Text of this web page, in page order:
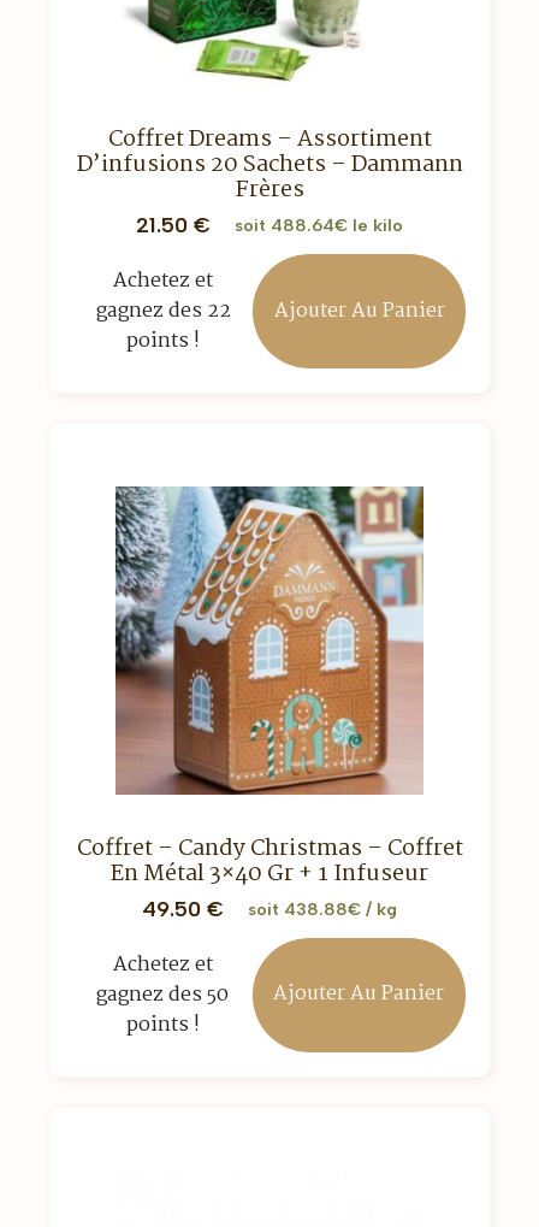
Coffret Dreams – Assortiment
D’infusions 20 Sachets – Dammann
Frères
21.50 € soit 488.64€ le kilo
Achetez et
gagnez des 22
points !
Ajouter Au Panier
Coffret – Candy Christmas – Coffret
En Métal 3×40 Gr + 1 Infuseur
49.50 € soit 438.88€ / kg
Achetez et
gagnez des 50
points !
Ajouter Au Panier